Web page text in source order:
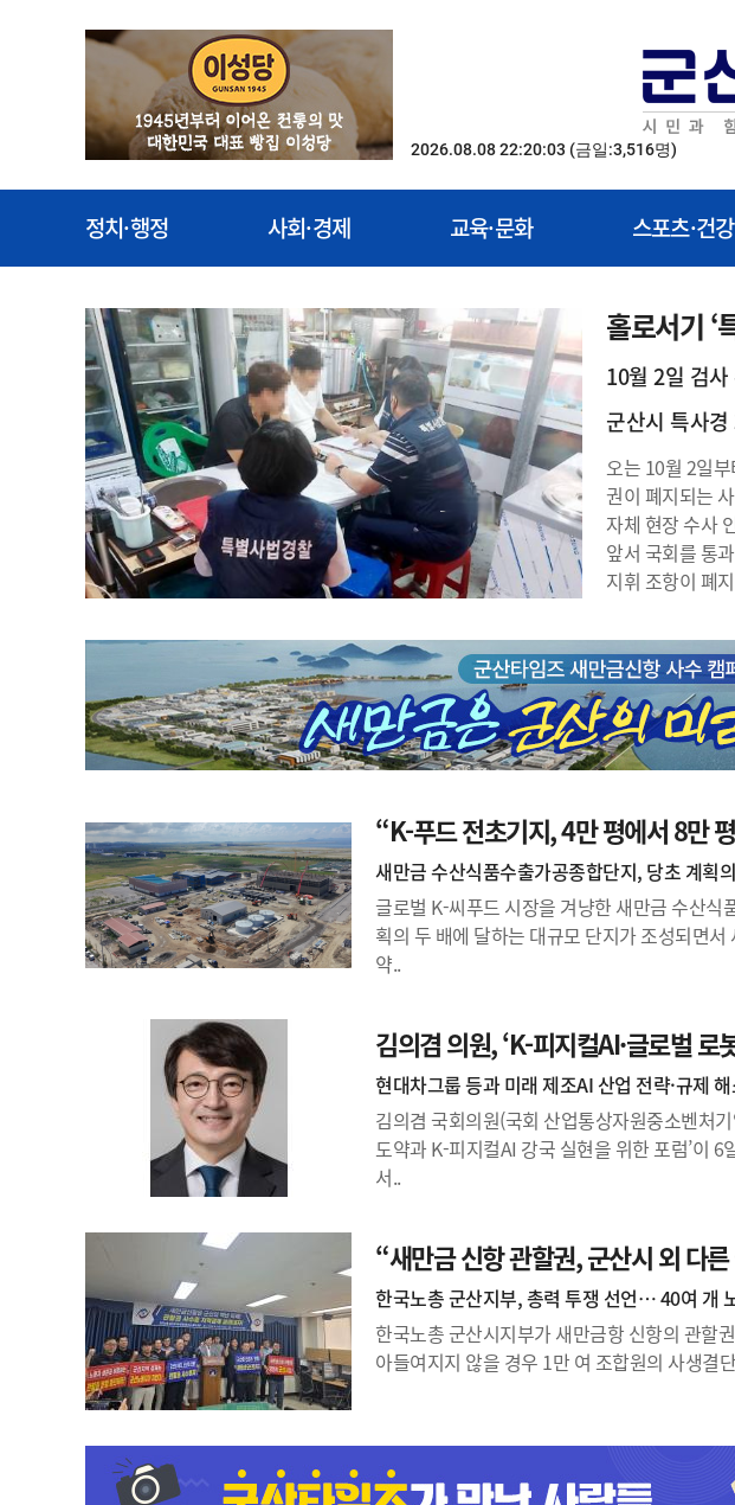
2026.08.08 22:20:03 (금일:3,516명)
정치·행정 사회·경제 교육·문화 스포츠·건강
홀로서기 ‘
10월 2일 검
군산시 특사
오는 10월 2일
권이 폐지되는
자체 현장 수사
앞서 국회를 통
지휘 조항이 폐
“K-푸드 전초기지, 4만 평에서 8만
새만금 수산식품수출가공종합단지, 당초 계획
글로벌 K-씨푸드 시장을 겨냥한 새만금 수산식
획의 두 배에 달하는 대규모 단지가 조성되면
약..
김의겸 의원, ‘K-피지컬AI·글로벌 로
현대차그룹 등과 미래 제조AI 산업 전략·규제
김의겸 국회의원(국회 산업통상자원중소벤처
도약과 K-피지컬AI 강국 실현을 위한 포럼’이
서..
“새만금 신항 관할권, 군산시 외 다
한국노총 군산지부, 총력 투쟁 선언… 40여 개
한국노총 군산시지부가 새만금항 신항의 관할
아들여지지 않을 경우 1만 여 조합원의 사생결